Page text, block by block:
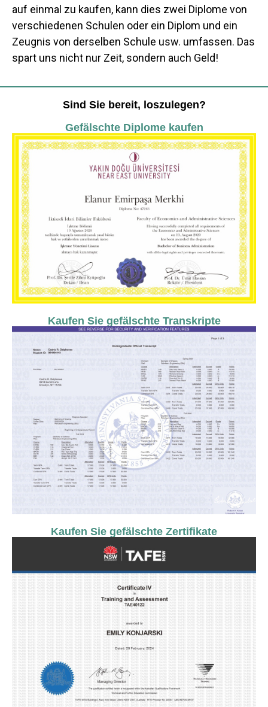
auf einmal zu kaufen, kann dies zwei Diplome von
verschiedenen Schulen oder ein Diplom und ein
Zeugnis von derselben Schule usw. umfassen. Das
spart uns nicht nur Zeit, sondern auch Geld!
Sind Sie bereit, loszulegen?
Gefälschte Diplome kaufen
Kaufen Sie gefälschte Transkripte
Kaufen Sie gefälschte Zertifikate